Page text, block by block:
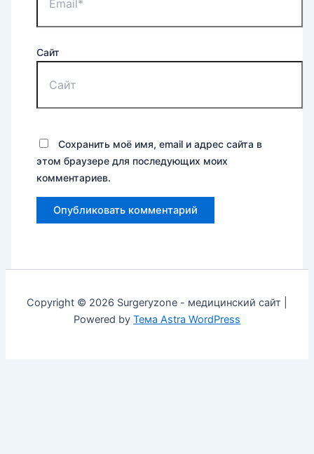
Сайт
Сохранить моё имя, email и адрес сайта в
этом браузере для последующих моих
комментариев.
Copyright © 2026 Surgeryzone - медицинский сайт |
Powered by Тема Astra WordPress